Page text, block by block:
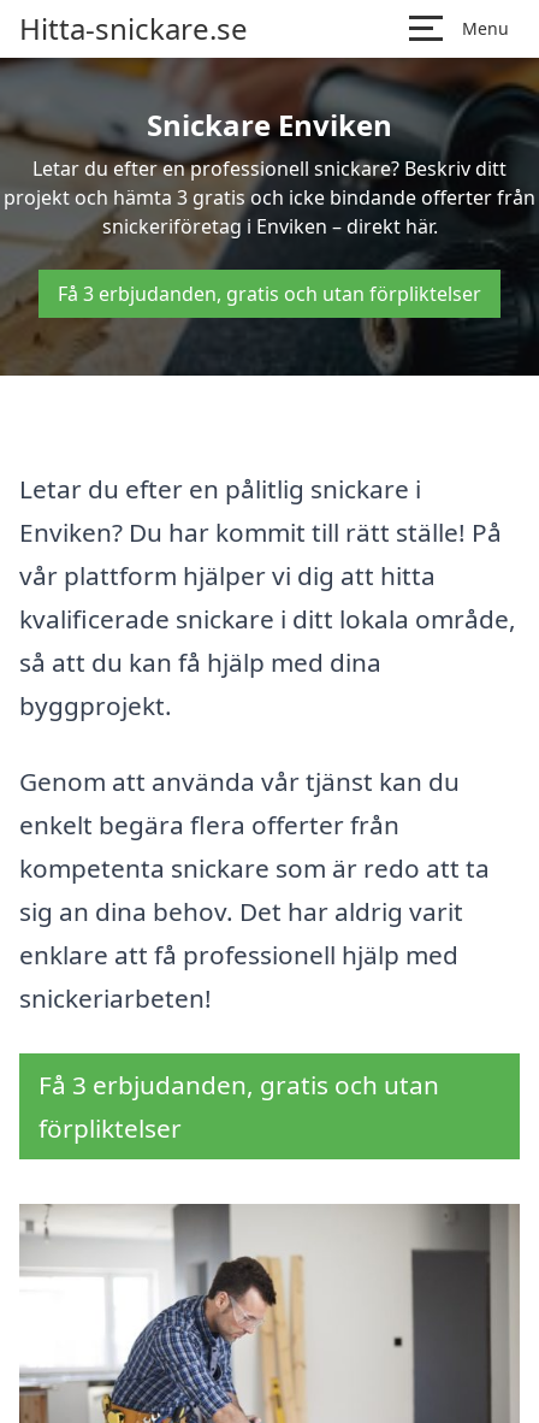
Hitta-snickare.se Menu
Snickare Enviken
Letar du efter en professionell snickare? Beskriv ditt
projekt och hämta 3 gratis och icke bindande offerter från
snickeriföretag i Enviken – direkt här.
Få 3 erbjudanden, gratis och utan förpliktelser
Letar du efter en pålitlig snickare i
Enviken? Du har kommit till rätt ställe! På
vår plattform hjälper vi dig att hitta
kvalificerade snickare i ditt lokala område,
så att du kan få hjälp med dina
byggprojekt.
Genom att använda vår tjänst kan du
enkelt begära flera offerter från
kompetenta snickare som är redo att ta
sig an dina behov. Det har aldrig varit
enklare att få professionell hjälp med
snickeriarbeten!
Få 3 erbjudanden, gratis och utan
förpliktelser